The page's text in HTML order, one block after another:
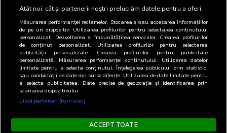
Atât noi, cât și partenerii noștri prelucrăm datele pentru a oferi:
Măsurarea performanței reclamelor. Stocarea și/sau accesarea informațiilor
de pe un dispozitiv. Utilizarea profilurilor pentru selectarea conținutului
personalizat. Dezvoltarea și îmbunătățirea serviciilor. Crearea profilurilor
de conținut personalizat. Utilizarea profilurilor pentru selectarea
publicității personalizate. Crearea profilurilor pentru publicitate
personalizată. Măsurarea performanței conținutului. Utilizarea datelor
limitate pentru a selecta conținutul. Înțelegerea publicului prin statistici
sau combinații de date din surse diferite. Utilizarea de date limitate pentru
a selecta publicitatea. Date precise de geolocație și identificarea prin
scanarea dispozitivului.
Listă parteneri (furnizori)
ACCEPT TOATE